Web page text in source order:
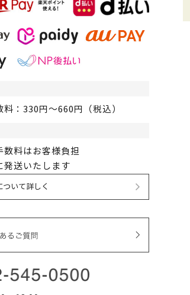
料：330円～660円（税込）
数料はお客様負担
発送いたします
いて詳しく